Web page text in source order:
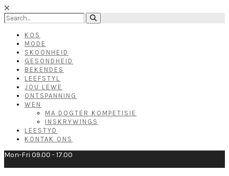
KOS
MODE
SKOONHEID
GESONDHEID
BEKENDES
LEEFSTYL
JOU LEWE
ONTSPANNING
WEN
MA DOGTER KOMPETISIE
INSKRYWINGS
LEESTYD
KONTAK ONS
Mon-Fri 09.00 - 17.00